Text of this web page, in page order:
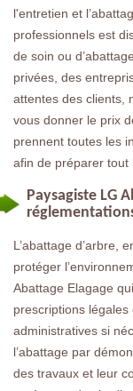
l'entretien et
professionnels est
de soin ou
privées, des
attentes des clients,
vous donner le prix
prennent toutes les
afin de préparer tout
Paysagiste LG
L’abattage d’arbre,
protéger
Abattage Elagage
prescriptions
administratives si
l’abattage par
des travaux et leur